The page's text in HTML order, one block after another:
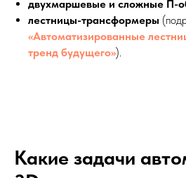
двухмаршевые и сложные П-
лестницы-трансформеры
«Автоматизированные
тренд будущего»).
Какие задачи